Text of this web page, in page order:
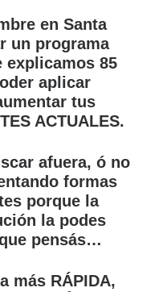
en Santa
un programa
explicamos 85
aplicar
tus
ACTUALES.
afuera, ó no
formas
porque la
la podes
pensás…
más RÁPIDA,